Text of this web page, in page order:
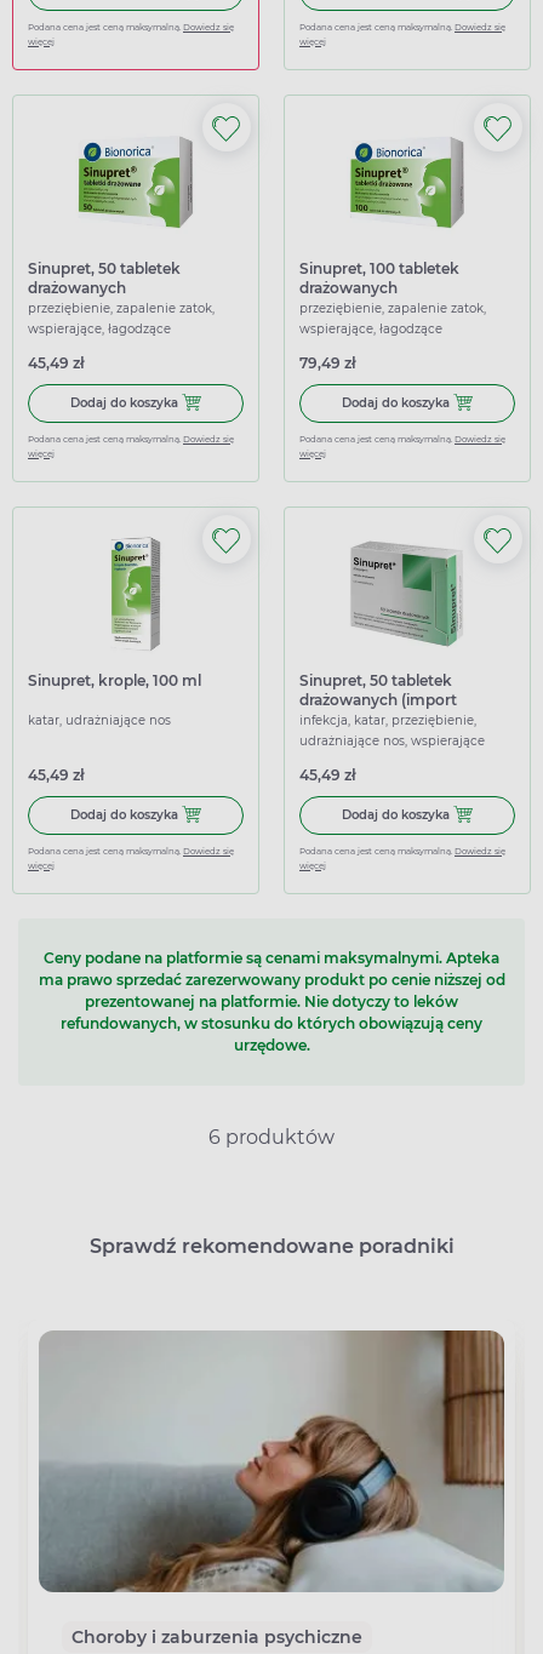
Podana cena jest ceną maksymalną. Dowiedz się
więcej
Podana cena jest ceną maksymalną. Dowiedz się
więcej
Sinupret, 50 tabletek
drażowanych
przeziębienie, zapalenie zatok,
wspierające, łagodzące
45,49 zł
Dodaj do koszyka Dodaj do koszyka Sinupret, 50 tabletek drażowanych
Podana cena jest ceną maksymalną. Dowiedz się
więcej
Sinupret, 100 tabletek
drażowanych
przeziębienie, zapalenie zatok,
wspierające, łagodzące
79,49 zł
Dodaj do koszyka Dodaj do
Podana cena jest ceną maksymalną. Dowiedz się
więcej
Sinupret, krople, 100 ml
katar, udrażniające nos
45,49 zł
Dodaj do koszyka Dodaj do koszyka Sinupret, krople, 100 ml
Podana cena jest ceną maksymalną. Dowiedz się
więcej
Sinupret, 50 tabletek
drażowanych (import
równoległy Delfarma
Bułgaria)
infekcja, katar, przeziębienie,
udrażniające nos, wspierające
45,49 zł
Dodaj do koszyka Dodaj do
Podana cena jest ceną maksymalną. Dowiedz się
więcej
Ceny podane na platformie są cenami maksymalnymi. Apteka
ma prawo sprzedać zarezerwowany produkt po cenie niższej od
prezentowanej na platformie. Nie dotyczy to leków
refundowanych, w stosunku do których obowiązują ceny
urzędowe.
6 produktów
Sprawdź rekomendowane poradniki
Choroby i zaburzenia psychiczne